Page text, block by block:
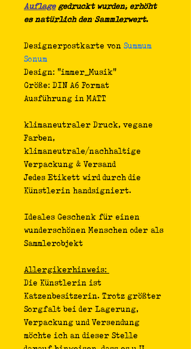
Auflage gedruckt wurden, erhöht
es natürlich den Sammlerwert.
Designerpostkarte von Summum
Sonum
Design: "immer_Musik"
Größe: DIN A6 Format
Ausführung in MATT
klimaneutraler Druck, vegane
Farben,
klimaneutrale/nachhaltige
Verpackung & Versand
Jedes Etikett wird durch die
Künstlerin handsigniert.
Ideales Geschenk für einen
wunderschönen Menschen oder als
Sammlerobjekt
Allergikerhinweis:
Die Künstlerin ist
Katzenbesitzerin. Trotz größter
Sorgfalt bei der Lagerung,
Verpackung und Versendung
möchte ich an dieser Stelle